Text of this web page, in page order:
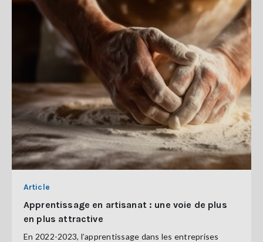
Article
Apprentissage en artisanat : une voie de plus
en plus attractive
En 2022-2023, l’apprentissage dans les entreprises